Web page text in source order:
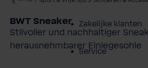
Zakelijke klanten
Service
BWT Sneaker
Stilvoller und nachhaltiger
herausnehmbarer Einlegesohle